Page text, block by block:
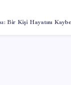
Bir Kişi Hayatını